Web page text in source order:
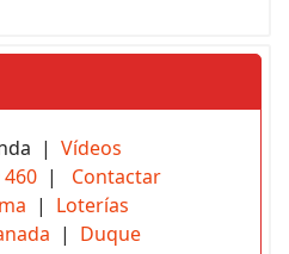
| Vídeos
| Contactar
| Loterías
| Duque